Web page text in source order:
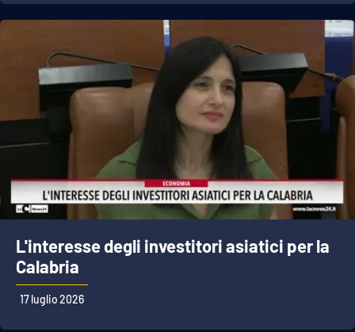
L'interesse degli investitori asiatici per la
Calabria
17 luglio 2026